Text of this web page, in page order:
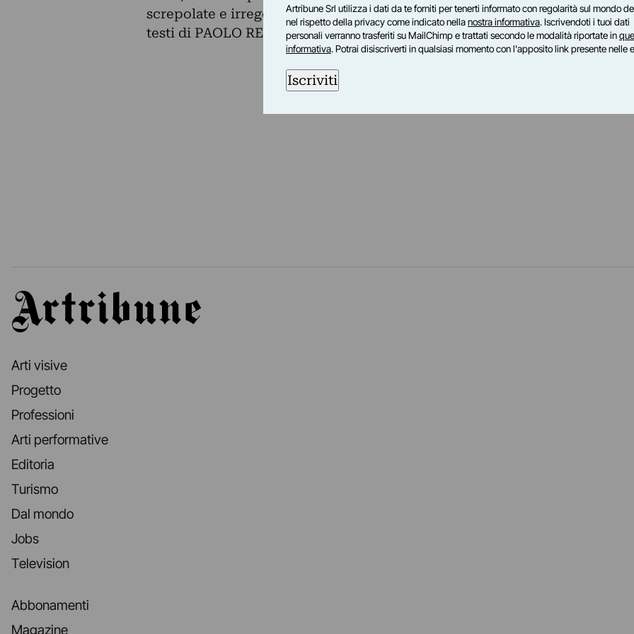
screpolate e irregolari, Vella dispone i suoi delicati colori acrilici...
testi di PAOLO REPETTO
Artribune
Arti visive
Progetto
Professioni
Arti performative
Editoria
Turismo
Dal mondo
Jobs
Television
Abbonamenti
Magazine
Artribune Srl utilizza i dati da te forniti per tenerti informato con regolarità sul mondo
nel rispetto della privacy come indicato nellanostra informativa. Iscrivendoti i tuoi dati
personali verranno trasferiti su MailChimp e trattati secondo le modalità riportate in
informativa. Potrai disiscriverti in qualsiasi momento con l'apposito link presente nelle
Iscriviti